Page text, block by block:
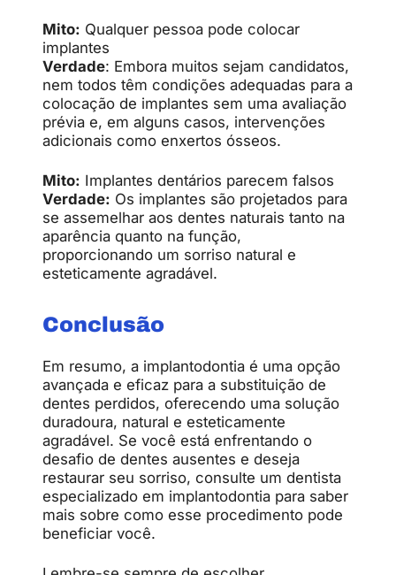
Mito: Qualquer pessoa pode colocar
implantes
Verdade: Embora muitos sejam candidatos,
nem todos têm condições adequadas para a
colocação de implantes sem uma avaliação
prévia e, em alguns casos, intervenções
adicionais como enxertos ósseos.
Mito: Implantes dentários parecem falsos
Verdade: Os implantes são projetados para
se assemelhar aos dentes naturais tanto na
aparência quanto na função,
proporcionando um sorriso natural e
esteticamente agradável.
Conclusão
Em resumo, a implantodontia é uma opção
avançada e eficaz para a substituição de
dentes perdidos, oferecendo uma solução
duradoura, natural e esteticamente
agradável. Se você está enfrentando o
desafio de dentes ausentes e deseja
restaurar seu sorriso, consulte um dentista
especializado em implantodontia para saber
mais sobre como esse procedimento pode
beneficiar você.